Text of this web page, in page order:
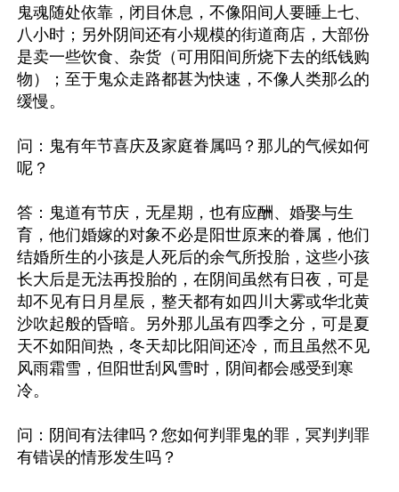
鬼魂随处依靠，闭目休息，不像阳间人要睡上七、
八小时；另外阴间还有小规模的街道商店，大部份
是卖一些饮食、杂货（可用阳间所烧下去的纸钱购
物）；至于鬼众走路都甚为快速，不像人类那么的
缓慢。
问：鬼有年节喜庆及家庭眷属吗？那儿的气候如何
呢？
答：鬼道有节庆，无星期，也有应酬、婚娶与生
育，他们婚嫁的对象不必是阳世原来的眷属，他们
结婚所生的小孩是人死后的余气所投胎，这些小孩
长大后是无法再投胎的，在阴间虽然有日夜，可是
却不见有日月星辰，整天都有如四川大雾或华北黄
沙吹起般的昏暗。另外那儿虽有四季之分，可是夏
天不如阳间热，冬天却比阳间还冷，而且虽然不见
风雨霜雪，但阳世刮风雪时，阴间都会感受到寒
冷。
问：阴间有法律吗？您如何判罪鬼的罪，冥判判罪
有错误的情形发生吗？